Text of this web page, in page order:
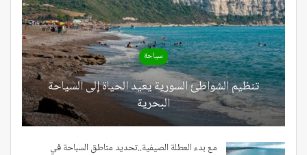
سياحة
تنظيم الشواطئ السورية يعيد الحياة إلى السياحة
البحرية
مع بدء العطلة الصيفية..تحديد مناطق السباحة في